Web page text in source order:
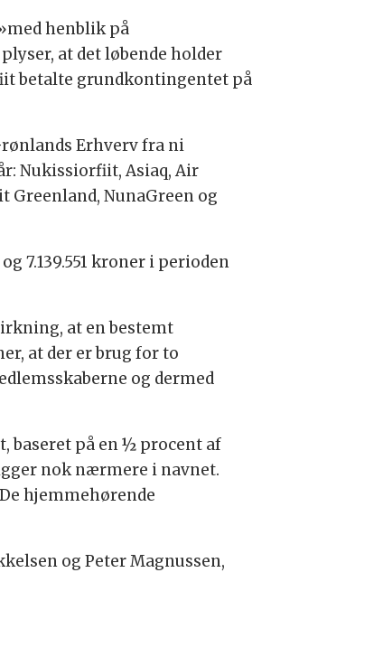
henblik på
at det løbende holder
betalte grundkontingentet på
Erhverv fra ni
Nukissiorfiit, Asiaq, Air
Greenland, NunaGreen og
7.139.551 kroner i perioden
at en bestemt
at der er brug for to
og dermed
baseret på en ½ procent af
nok nærmere i navnet.
hjemmehørende
og Peter Magnussen,